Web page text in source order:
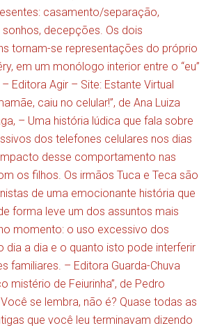
casamento/separação,
decepções. Os dois
tornam-se representações do próprio
em um monólogo interior entre o “eu”
– Editora Agir – Site: Estante Virtual
caiu no celular!”, de Ana Luiza
– Uma história lúdica que fala sobre
dos telefones celulares nos dias
desse comportamento nas
os filhos. Os irmãos Tuca e Teca são
de uma emocionante história que
forma leve um dos assuntos mais
momento: o uso excessivo dos
dia a dia e o quanto isto pode interferir
familiares. – Editora Guarda-Chuva
mistério de Feiurinha”, de Pedro
se lembra, não é? Quase todas as
que você leu terminavam dizendo